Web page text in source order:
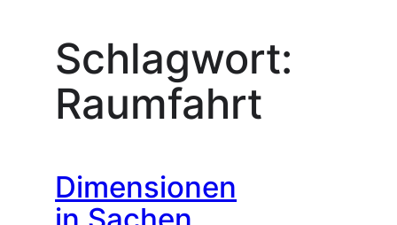
Schlagwort:
Raumfahrt
Dimensionen